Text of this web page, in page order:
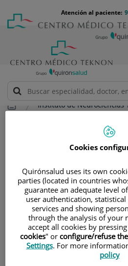
contenido
Menú
teléfono
cabecera
Atención al paciente:
Instituto de Neurociencias
Enfermedades Neuromusculares
Enfermedades
Cookies
Quirónsalud uses its own
parties (located in countries
guarantee an adequate level
user authentication,
services and showing
through the analysis of your
accept all cookies by
cookies" or configure/refuse
Settings. For more
policy